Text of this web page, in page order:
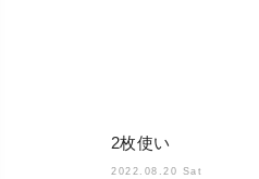
2枚使い
2022.08.20 Sat